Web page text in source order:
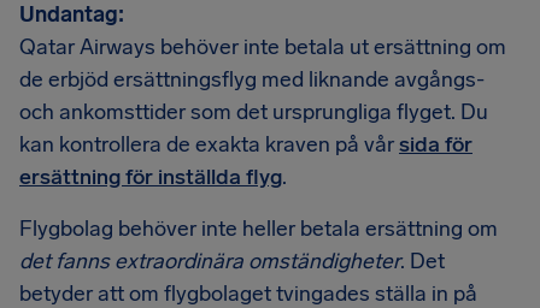
Undantag:
Qatar Airways behöver inte betala ut ersättning om
de erbjöd ersättningsflyg med liknande avgångs-
och ankomsttider som det ursprungliga flyget. Du
kan kontrollera de exakta kraven på vårsida för
ersättning för inställda flyg.
Flygbolag behöver inte heller betala ersättning om
det fanns extraordinära omständigheter. Det
betyder att om flygbolaget tvingades ställa in på